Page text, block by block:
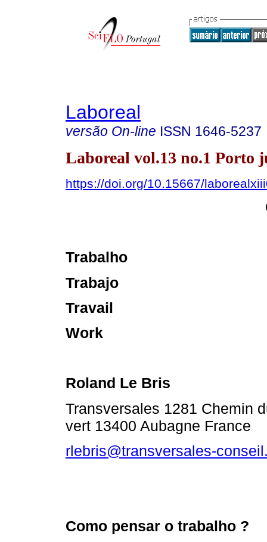
Laboreal
versão On-line ISSN 1646-5237
Laboreal vol.13 no.1 Porto
https://doi.org/10.15667/
Trabalho
Trabajo
Travail
Work
Roland Le Bris
Transversales 1281 Chemin
vert 13400 Aubagne France
rlebris@transversales-
Como pensar o trabalho ?